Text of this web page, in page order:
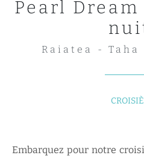
Pearl
Raiatea - Taha
Embarquez pour notre